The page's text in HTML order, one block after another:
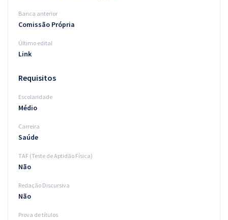
Banca anterior
Comissão Própria
Último edital
Link
Requisitos
Escolaridade
Médio
Carreira
Saúde
TAF (Teste de Aptidão Física)
Não
Redação Discursiva
Não
Prova de títulos